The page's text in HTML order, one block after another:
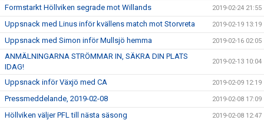
Formstarkt Höllviken segrade mot Willands 2019-02-24 21:55
Uppsnack med Linus inför kvällens match mot Storvreta 2019-02-19 13:19
Uppsnack med Simon inför Mullsjö hemma 2019-02-16 02:05
ANMÄLNINGARNA STRÖMMAR IN, SÄKRA DIN PLATS
IDAG!
2019-02-13 10:04
Uppsnack inför Växjö med CA 2019-02-09 12:19
Pressmeddelande, 2019-02-08 2019-02-08 17:09
Höllviken väljer PFL till nästa säsong 2019-02-08 12:47